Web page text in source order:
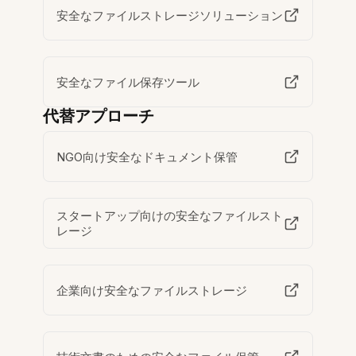
安全なファイルストレージソリューション
安全なファイル保存ツール
代替アプローチ
NGO向け安全なドキュメント保管
スタートアップ向けの安全なファイルスト
レージ
企業向け安全なファイルストレージ